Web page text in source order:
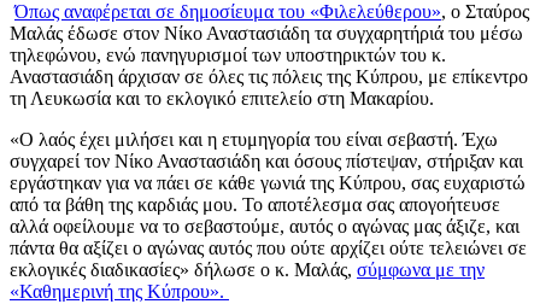
Όπως αναφέρεται σε δημοσίευμα του «Φιλελεύθερου», ο Σταύρος
Μαλάς έδωσε στον Νίκο Αναστασιάδη τα συγχαρητήριά του μέσω
τηλεφώνου, ενώ πανηγυρισμοί των υποστηρικτών του κ.
Αναστασιάδη άρχισαν σε όλες τις πόλεις της Κύπρου, με επίκεντρο
τη Λευκωσία και το εκλογικό επιτελείο στη Μακαρίου.
«Ο λαός έχει μιλήσει και η ετυμηγορία του είναι σεβαστή. Έχω
συγχαρεί τον Νίκο Αναστασιάδη και όσους πίστεψαν, στήριξαν και
εργάστηκαν για να πάει σε κάθε γωνιά της Κύπρου, σας ευχαριστώ
από τα βάθη της καρδιάς μου. Το αποτέλεσμα σας απογοήτευσε
αλλά οφείλουμε να το σεβαστούμε, αυτός ο αγώνας μας άξιζε, και
πάντα θα αξίζει ο αγώνας αυτός που ούτε αρχίζει ούτε τελειώνει σε
εκλογικές διαδικασίες» δήλωσε ο κ. Μαλάς, σύμφωνα με την
«Καθημερινή της Κύπρου».